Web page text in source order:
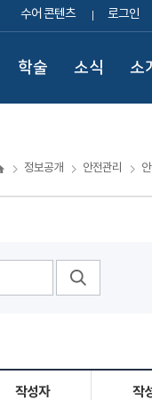
수어 콘텐츠 로그인
학술 소식 소
정보공개 안전관리
작성자 작